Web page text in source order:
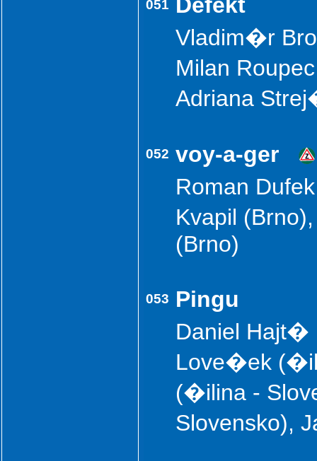
051
Vladim�r
Milan
Adriana
052 voy-a-ger
Roman
Kvapil
(Brno)
053 Pingu
Daniel Hajt�
Love�ek
(�ilina -
Slovensko),